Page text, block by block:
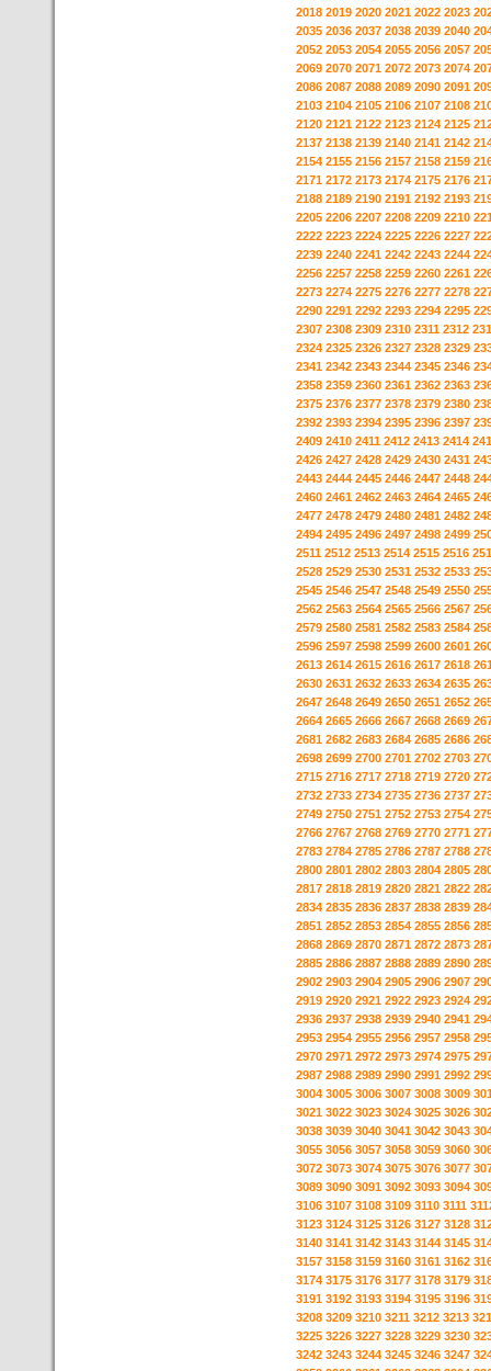
2018 2019 2020 2021 2022 2023
2035 2036 2037 2038 2039 2040
2052 2053 2054 2055 2056 2057
2069 2070 2071 2072 2073 2074
2086 2087 2088 2089 2090 2091
2103 2104 2105 2106 2107 2108
2120 2121 2122 2123 2124 2125
2137 2138 2139 2140 2141 2142
2154 2155 2156 2157 2158 2159
2171 2172 2173 2174 2175 2176
2188 2189 2190 2191 2192 2193
2205 2206 2207 2208 2209 2210
2222 2223 2224 2225 2226 2227
2239 2240 2241 2242 2243 2244
2256 2257 2258 2259 2260 2261
2273 2274 2275 2276 2277 2278
2290 2291 2292 2293 2294 2295
2307 2308 2309 2310 2311 2312
2324 2325 2326 2327 2328 2329
2341 2342 2343 2344 2345 2346
2358 2359 2360 2361 2362 2363
2375 2376 2377 2378 2379 2380
2392 2393 2394 2395 2396 2397
2409 2410 2411 2412 2413 2414
2426 2427 2428 2429 2430 2431
2443 2444 2445 2446 2447 2448
2460 2461 2462 2463 2464 2465
2477 2478 2479 2480 2481 2482
2494 2495 2496 2497 2498 2499
2511 2512 2513 2514 2515 2516
2528 2529 2530 2531 2532 2533
2545 2546 2547 2548 2549 2550
2562 2563 2564 2565 2566 2567
2579 2580 2581 2582 2583 2584
2596 2597 2598 2599 2600 2601
2613 2614 2615 2616 2617 2618
2630 2631 2632 2633 2634 2635
2647 2648 2649 2650 2651 2652
2664 2665 2666 2667 2668 2669
2681 2682 2683 2684 2685 2686
2698 2699 2700 2701 2702 2703
2715 2716 2717 2718 2719 2720
2732 2733 2734 2735 2736 2737
2749 2750 2751 2752 2753 2754
2766 2767 2768 2769 2770 2771
2783 2784 2785 2786 2787 2788
2800 2801 2802 2803 2804 2805
2817 2818 2819 2820 2821 2822
2834 2835 2836 2837 2838 2839
2851 2852 2853 2854 2855 2856
2868 2869 2870 2871 2872 2873
2885 2886 2887 2888 2889 2890
2902 2903 2904 2905 2906 2907
2919 2920 2921 2922 2923 2924
2936 2937 2938 2939 2940 2941
2953 2954 2955 2956 2957 2958
2970 2971 2972 2973 2974 2975
2987 2988 2989 2990 2991 2992
3004 3005 3006 3007 3008 3009
3021 3022 3023 3024 3025 3026
3038 3039 3040 3041 3042 3043
3055 3056 3057 3058 3059 3060
3072 3073 3074 3075 3076 3077
3089 3090 3091 3092 3093 3094
3106 3107 3108 3109 3110 3111
3123 3124 3125 3126 3127 3128
3140 3141 3142 3143 3144 3145
3157 3158 3159 3160 3161 3162
3174 3175 3176 3177 3178 3179
3191 3192 3193 3194 3195 3196
3208 3209 3210 3211 3212 3213
3225 3226 3227 3228 3229 3230
3242 3243 3244 3245 3246 3247